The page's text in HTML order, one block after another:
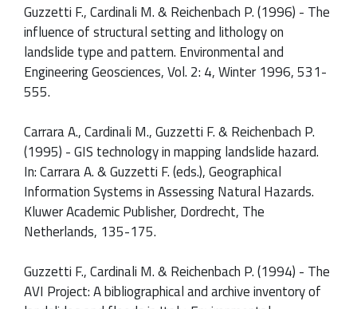
Guzzetti F., Cardinali M. & Reichenbach P. (1996) - The
influence of structural setting and lithology on
landslide type and pattern. Environmental and
Engineering Geosciences, Vol. 2: 4, Winter 1996, 531-
555.
Carrara A., Cardinali M., Guzzetti F. & Reichenbach P.
(1995) - GIS technology in mapping landslide hazard.
In: Carrara A. & Guzzetti F. (eds.), Geographical
Information Systems in Assessing Natural Hazards.
Kluwer Academic Publisher, Dordrecht, The
Netherlands, 135-175.
Guzzetti F., Cardinali M. & Reichenbach P. (1994) - The
AVI Project: A bibliographical and archive inventory of